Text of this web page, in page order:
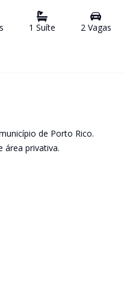
s 1 Suíte 2Vagas
de Porto Rico.
área privativa.